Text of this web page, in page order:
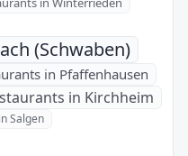
(Schwaben)
in Pfaffenhausen
in Kirchheim
Salgen